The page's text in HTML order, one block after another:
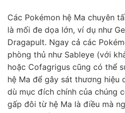
Các Pokémon hệ Ma chuyên
là mối đe dọa lớn, ví dụ như
Dragapult. Ngay cả các
phòng thủ như Sableye (với
hoặc Cofagrigus cũng có thể
hệ Ma để gây sát thương hiệu
dù mục đích chính của chúng
gấp đôi từ hệ Ma là điều mà